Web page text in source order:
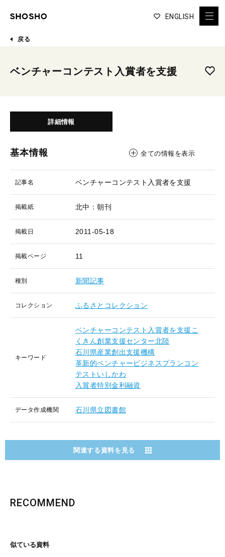
ENGLISH
戻る
ベンチャーコンテスト入賞者を支援
詳細情報
基本情報 全ての情報を表示
記事名 ベンチャーコンテスト入賞者を支援
掲載紙 北中：朝刊
掲載日 2011-05-18
掲載ページ 11
種別 新聞記事
コレクション ふるさとコレクション
キーワード
ベンチャーコンテスト入賞者を支援こ
くきん創業支援センター北陸
石川県産業創出支援機構
革新的ベンチャービジネスプランコン
テストいしかわ
入賞者特別金利融資
データ作成機関 石川県立図書館
関連する資料を見る
RECOMMEND
似ている資料